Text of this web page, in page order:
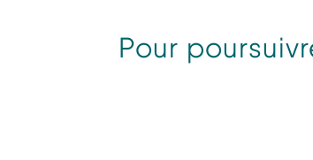
Pour